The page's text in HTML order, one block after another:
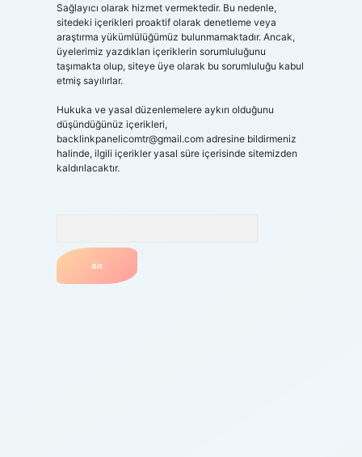
Sağlayıcı olarak hizmet vermektedir. Bu nedenle,
sitedeki içerikleri proaktif olarak denetleme veya
araştırma yükümlülüğümüz bulunmamaktadır. Ancak,
üyelerimiz yazdıkları içeriklerin sorumluluğunu
taşımakta olup, siteye üye olarak bu sorumluluğu kabul
etmiş sayılırlar.
Hukuka ve yasal düzenlemelere aykırı olduğunu
düşündüğünüz içerikleri,
backlinkpanelicomtr@gmail.comadresine bildirmeniz
halinde, ilgili içerikler yasal süre içerisinde sitemizden
kaldırılacaktır.